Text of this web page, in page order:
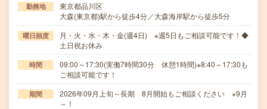
勤務地
東京都品川区
大森(東京都)駅から徒歩4分／大森海岸駅から徒歩5分
曜日頻度
月・火・水・木・金(週4日) ※週5日もご相談可能です！◆
土日祝お休み
時間
09:00～17:30(実働7時間30分 休憩1時間)※8:40～17:30も
ご相談可能です！
期間
2026年09月上旬～長期 8月開始もご相談ください ※9月
～！